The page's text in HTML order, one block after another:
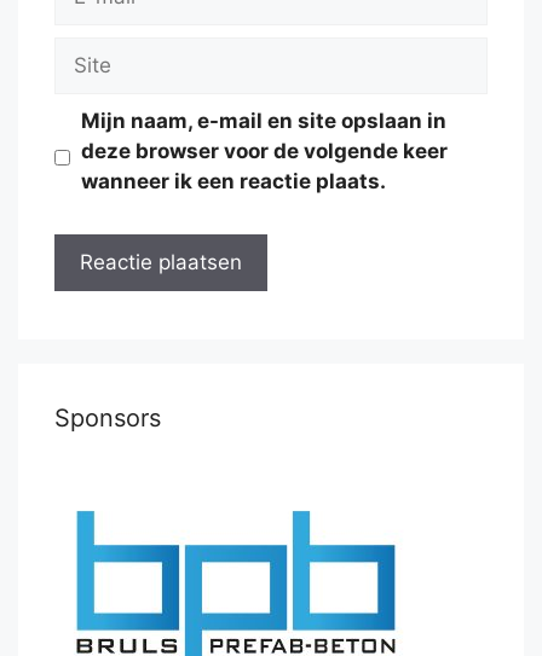
Site
Mijn naam, e-mail en site opslaan in
deze browser voor de volgende keer
wanneer ik een reactie plaats.
Sponsors